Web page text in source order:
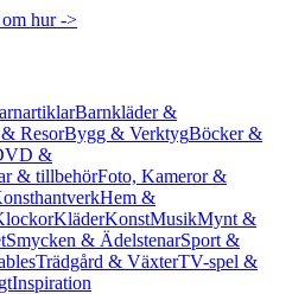
hur ->
Barnkläder &
ResorBygg & VerktygBöcker &
&
& tillbehörFoto, Kameror &
Hem &
KläderKonstMusikMynt &
Smycken & ÄdelstenarSport &
Trädgård & VäxterTV-spel &
Inspiration